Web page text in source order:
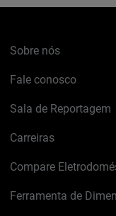
Sobre nós
Fale conosco
Sala de Reportagem
Carreiras
Compare
Ferramenta de